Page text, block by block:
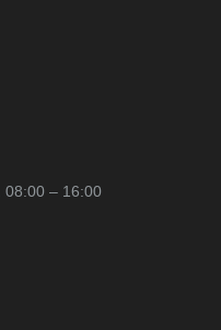
08:00 – 16:00